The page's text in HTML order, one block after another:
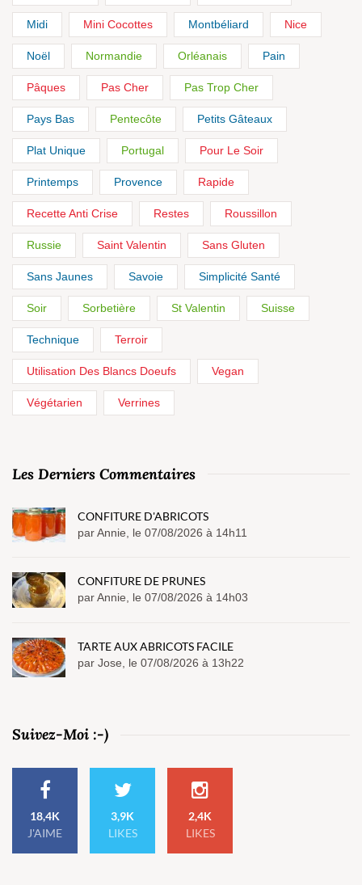
Midi Mini Cocottes Montbéliard Nice
Noël Normandie Orléanais Pain
Pâques Pas Cher Pas Trop Cher
Pays Bas Pentecôte Petits Gâteaux
Plat Unique Portugal Pour Le Soir
Printemps Provence Rapide
Recette Anti Crise Restes Roussillon
Russie Saint Valentin Sans Gluten
Sans Jaunes Savoie Simplicité Santé
Soir Sorbetière St Valentin Suisse
Technique Terroir
Utilisation Des Blancs Doeufs Vegan
Végétarien Verrines
Les Derniers Commentaires
CONFITURE D'ABRICOTS
par Annie, le 07/08/2026 à 14h11
CONFITURE DE PRUNES
par Annie, le 07/08/2026 à 14h03
TARTE AUX ABRICOTS FACILE
par Jose, le 07/08/2026 à 13h22
Suivez-Moi :-)
18,4K
J'AIME
3,9K
LIKES
2,4K
LIKES